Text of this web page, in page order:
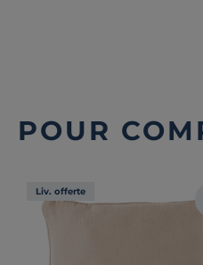
POUR
Liv. offerte